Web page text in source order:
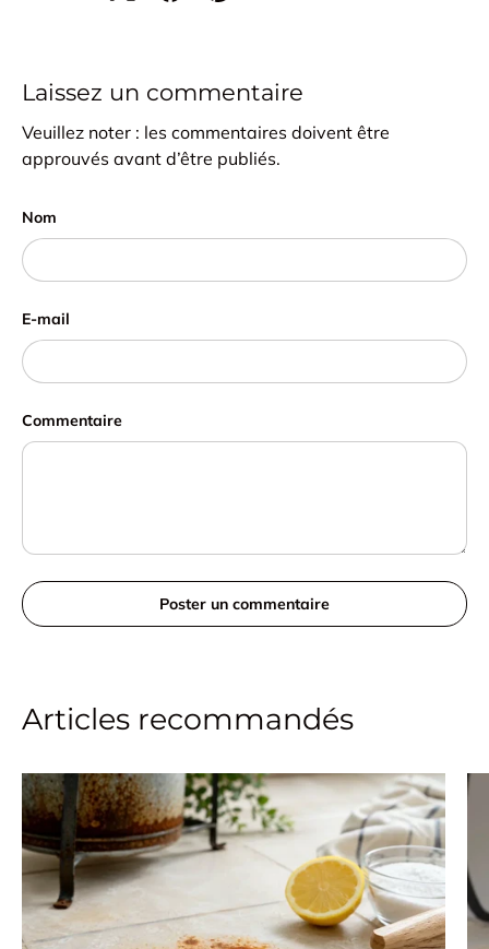
Laissez un commentaire
Veuillez noter : les commentaires doivent être
approuvés avant d’être publiés.
Nom
E-mail
Commentaire
Poster un commentaire
Articles recommandés